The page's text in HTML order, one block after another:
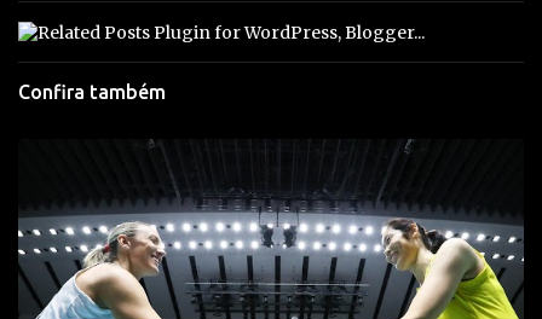
Confira também